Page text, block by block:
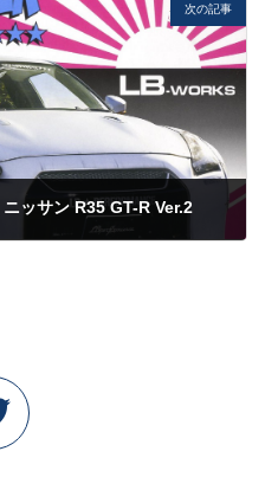
次の記事
ッサン R35 GT-R Ver.2